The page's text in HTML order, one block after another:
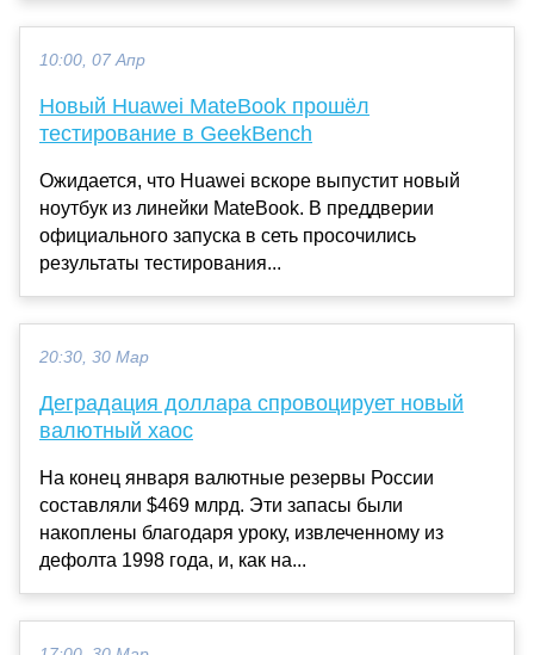
10:00, 07 Апр
Новый Huawei MateBook прошёл
тестирование в GeekBench
Ожидается, что Huawei вскоре выпустит новый
ноутбук из линейки MateBook. В преддверии
официального запуска в сеть просочились
результаты тестирования...
20:30, 30 Мар
Деградация доллара спровоцирует новый
валютный хаос
На конец января валютные резервы России
составляли $469 млрд. Эти запасы были
накоплены благодаря уроку, извлеченному из
дефолта 1998 года, и, как на...